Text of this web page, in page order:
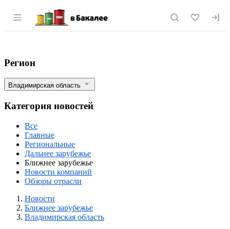
Раздел навигации по сайту vbakalee.ru
Украина: Пальмирский сахарный
Фильтры
Регион
Владимирская область
Категория новостей
Все
Главные
Региональные
Дальнее зарубежье
Ближнее зарубежье
Новости компаний
Обзоры отрасли
Новости
Разделы
Новости
Ближнее зарубежье
Владимирская область